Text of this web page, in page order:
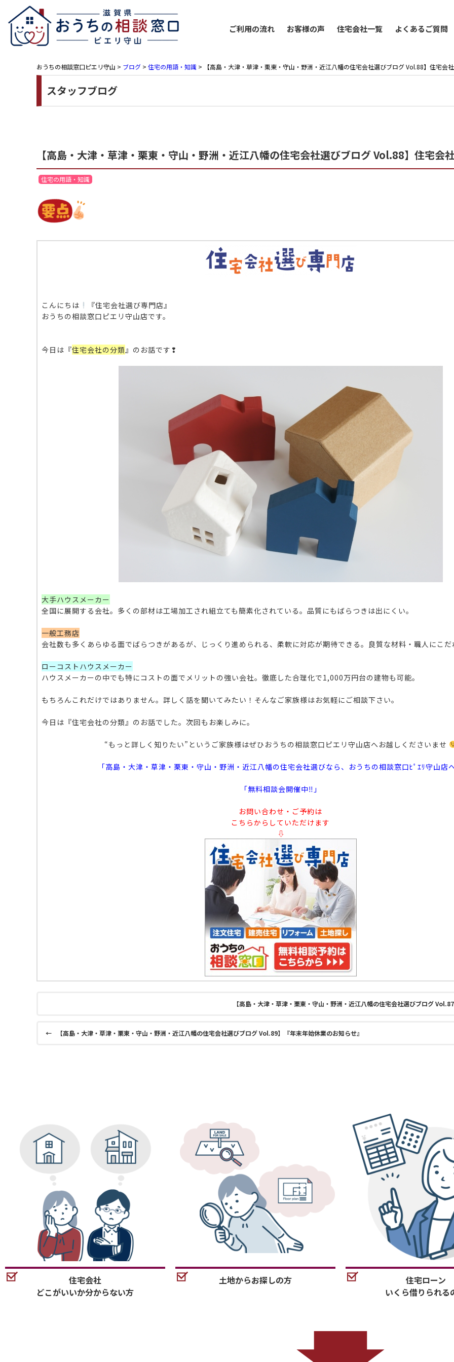
ご利用の流れ お客様の声 住宅会社一覧 よくあるご質問
おうちの相談窓口ピエリ守山 > ブログ > 住宅の用語・知識 > 【高島・大津・草津・栗東・守山・野洲・近江八幡の住宅会社選びブログ Vol.88】住宅会
スタッフブログ
【高島・大津・草津・栗東・守山・野洲・近江八幡の住宅会社選びブログ Vol.88】住宅会
住宅の用語・知識
こんにちは
『住宅会社選び専門店』
おうちの相談窓口ピエリ守山店です。
今日は『住宅会社の分類』のお話です❢
大手ハウスメーカー
全国に展開する会社。多くの部材は工場加工され組立ても簡素化されている。品質にもばらつきは出にくい。
一般工務店
会社数も多くあらゆる面でばらつきがあるが、じっくり進められる、柔軟に対応が期待できる。良質な材料・職人にこ
ローコストハウスメーカー
ハウスメーカーの中でも特にコストの面でメリットの強い会社。徹底した合理化で1,000万円台の建物も可能。
もちろんこれだけではありません。詳しく話を聞いてみたい！そんなご家族様はお気軽にご相談下さい。
今日は『住宅会社の分類』のお話でした。次回もお楽しみに。
“もっと詳しく知りたい”というご家族様はぜひおうちの相談窓口ピエリ守山店へお越しくださいませ
「高島・大津・草津・栗東・守山・野洲・近江八幡の住宅会社選びなら、おうちの相談窓口ﾋﾟｴﾘ守山店
「無料相談会開催中‼」
お問い合わせ・ご予約は
こちらからしていただけます
⇩
【高島・大津・草津・栗東・守山・野洲・近江八幡の住宅会社選びブログ
← 【高島・大津・草津・栗東・守山・野洲・近江八幡の住宅会社選びブログ Vol.89】『年末年始休業のお知らせ』
住宅会社
どこがいいか分からない方
土地からお探しの方
住宅ローン
いくら借りられる